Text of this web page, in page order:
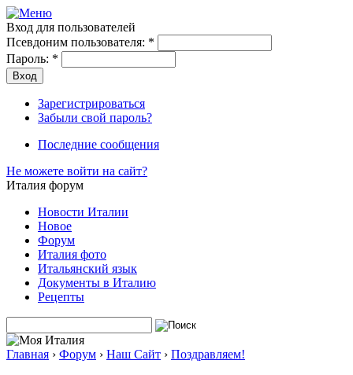
Вход для пользователей
Псевдоним пользователя: *
Пароль: *
Зарегистрироваться
Забыли свой пароль?
Последние сообщения
Не можете войти на сайт?
Италия форум
Новости Италии
Новое
Форум
Италия фото
Итальянский язык
Документы в Италию
Рецепты
Главная › Форум › Наш Сайт › Поздравляем!